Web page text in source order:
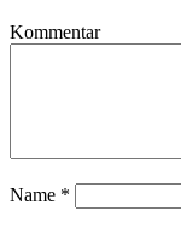
Kommentar
Name *